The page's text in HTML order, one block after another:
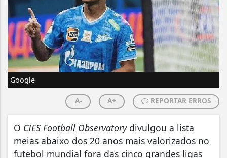
Google
A- A+ REPORTAR ERROS
O CIES Football Observatory divulgou a lista
meias abaixo dos 20 anos mais valorizados no
futebol mundial fora das cinco grandes ligas